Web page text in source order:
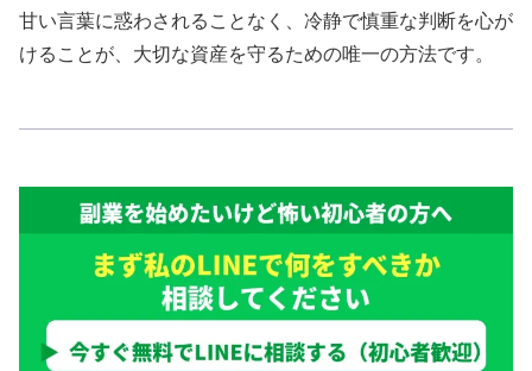
甘い言葉に惑わされることなく、冷静で慎重な判断を心が
けることが、大切な資産を守るための唯一の方法です。